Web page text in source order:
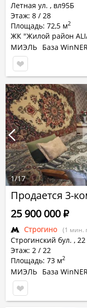
Летная ул. , вл95Б
Этаж: 8 / 28
Площадь: 72,5 м2
ЖК "Жилой район
МИЭЛЬ База
Продается 3-
Строгино (1 мин.
Строгинский бул. , 22
Этаж: 2 / 22
Площадь: 73 м2
25 900 000Р
МИЭЛЬ База
1/17